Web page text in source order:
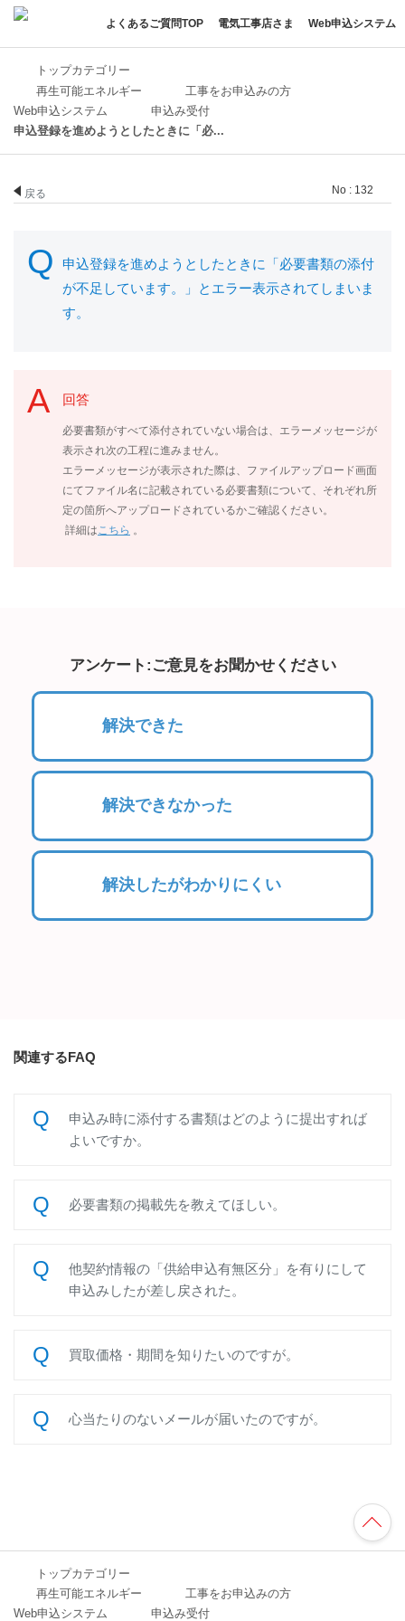
よくあるご質問TOP 電気工事店さま Web申込システム
トップカテゴリー
再生可能エネルギー
工事をお申込みの方
Web申込システム
申込み受付
申込登録を進めようとしたときに「必...
戻る No : 132
申込登録を進めようとしたときに「必要書類の添付
が不足しています。」とエラー表示されてしまいま
す。
回答
必要書類がすべて添付されていない場合は、エラーメッセージが
表示され次の工程に進みません。
エラーメッセージが表示された際は、ファイルアップロード画面
にてファイル名に記載されている必要書類について、それぞれ所
定の箇所へアップロードされているかご確認ください。
詳細は こちら 。
アンケート:ご意見をお聞かせください
解決できた
解決できなかった
解決したがわかりにくい
関連するFAQ
申込み時に添付する書類はどのように提出すれば
よいですか。
必要書類の掲載先を教えてほしい。
他契約情報の「供給申込有無区分」を有りにして
申込みしたが差し戻された。
買取価格・期間を知りたいのですが。
心当たりのないメールが届いたのですが。
TO
P
へ
トップカテゴリー
再生可能エネルギー
工事をお申込みの方
Web申込システム
申込み受付